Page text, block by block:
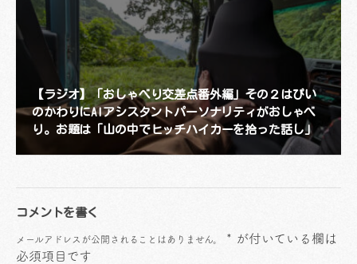
【ラジオ】「おしゃべり交差点番外編」その２はぴい
のかわりにAIアシスタントパーソナリティがおしゃべ
り。お題は「山の中でヒッチハイカーを拾った話し」
コメントを書く
メールアドレスが公開されることはありません。 * が付いている欄は
必須項目です